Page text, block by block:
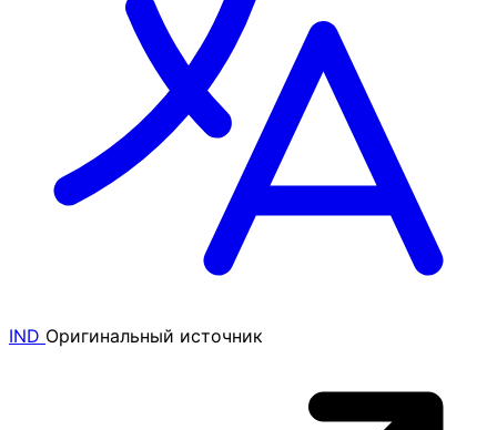
IND Оригинальный источник